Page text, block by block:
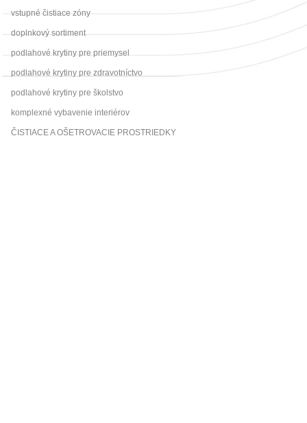
vstupné čistiace zóny
doplnkový sortiment
podlahové krytiny pre priemysel
podlahové krytiny pre zdravotníctvo
podlahové krytiny pre školstvo
komplexné vybavenie interiérov
ČISTIACE A OŠETROVACIE PROSTRIEDKY